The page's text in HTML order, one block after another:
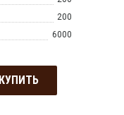
200
6000
КУПИТЬ